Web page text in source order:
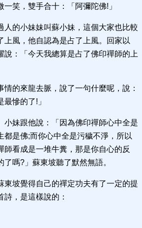
一笑，雙手合十：「阿彌陀佛!」
人的小妹妹叫蘇小妹，這個大家也比較
上風，他自認為是占了上風。回家以
說：「今天我總算是占了佛印禪師的上
情的來龍去脈，說了一句什麼呢，說：
最慘的了!」
小妹跟他說：「因為佛印禪師心中全是
都是佛;而你心中全是污穢不淨，所以
師看成是一堆牛糞，那是你自心的反
嗎?」蘇東坡聽了默然無語。
東坡覺得自己的禪定功夫有了一定的提
詩，是這樣說的：